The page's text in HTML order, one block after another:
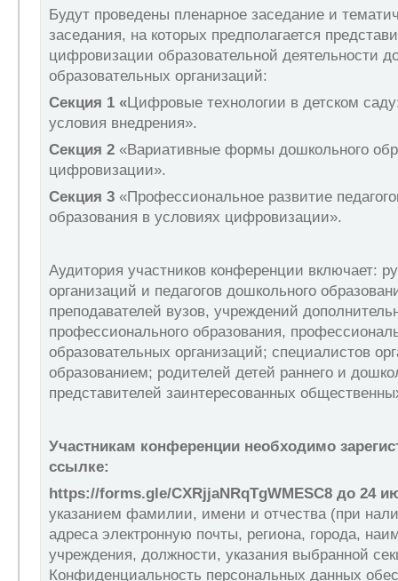
Будут проведены пленарное заседание и
заседания, на которых предполагается
цифровизации образовательной деятельности
образовательных организаций:
Секция 1 «Цифровые технологии в детском
условия внедрения».
Секция 2«Вариативные формы дошкольного
цифровизации».
Секция 3«Профессиональное развитие
образования в условиях цифровизации».
Аудитория участников конференции включает:
организаций и педагогов дошкольного
преподавателей вузов, учреждений
профессионального образования,
образовательных организаций; специалистов
образованием; родителей детей раннего и
представителей заинтересованных
Участникам конференции необходимо
ссылке:
https://forms.gle/CXRjjaNRqTgWMESC8до 24
указанием фамилии, имени и отчества (при
адреса электронную почты, региона, города,
учреждения, должности, указания выбранной
Конфиденциальность персональных данных